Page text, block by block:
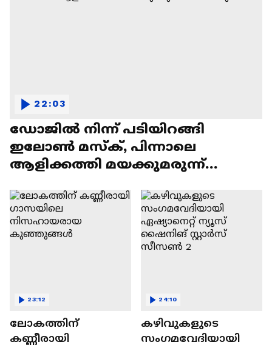
ഡോജിൽ നിന്ന് പടിയിറങ്ങി
ഇലോൺ മസ്ക്, പിന്നാലെ
ആളിക്കത്തി മയക്കുമരുന്ന്
22:03
ലോകത്തിന്
കണ്ണീരായി
23:12
കഴിവുകളുടെ
സംഗമവേദിയായി
24:10